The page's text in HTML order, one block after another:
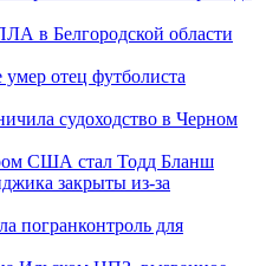
в Белгородской области
отец футболиста
судоходство в Черном
США стал Тодд Бланш
закрыты из-за
погранконтроль для